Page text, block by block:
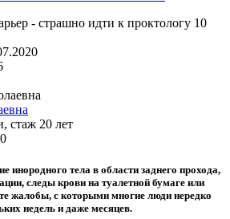
, стаж 20 лет
инородного тела в области заднего прохода,
следы крови на туалетной бумаге или
жалобы, с которыми многие люди нередко
недель и даже месяцев.